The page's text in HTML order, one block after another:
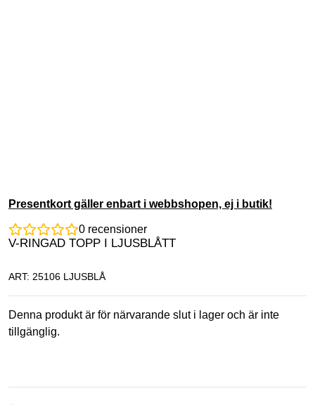
Presentkort gäller enbart i webbshopen, ej i butik!
0 recensioner
V-RINGAD TOPP I LJUSBLÅTT
ART: 25106 LJUSBLÅ
Denna produkt är för närvarande slut i lager och är inte
tillgänglig.